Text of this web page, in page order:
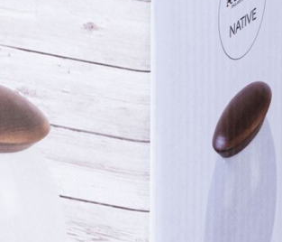
Категория
Длина коробки
0,095
Ширина коробки
Высота коробки
Бренд
Рассказать друзьям!
мл на дерев. подставке Lefard (587-202)
587-202(U)
Осталась 1 штука